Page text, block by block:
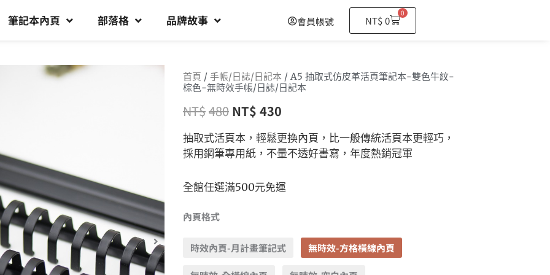
筆記本內頁 部落格 品牌故事 會員帳號 NT$0
0
購
物
首頁 / 手帳/日誌/日記本 / A5 抽取式仿皮革活頁筆記本-雙色牛紋-
棕色-無時效手帳/日誌/日記本
NT$480 NT$ 430
抽取式活頁本，輕鬆更換內頁，比一般傳統活頁本更輕巧，
採用鋼筆專用紙，不暈不透好書寫，年度熱銷冠軍
全館任選滿500元免運
內頁格式
時效內頁-月計畫筆記式 無時效-方格橫線內頁